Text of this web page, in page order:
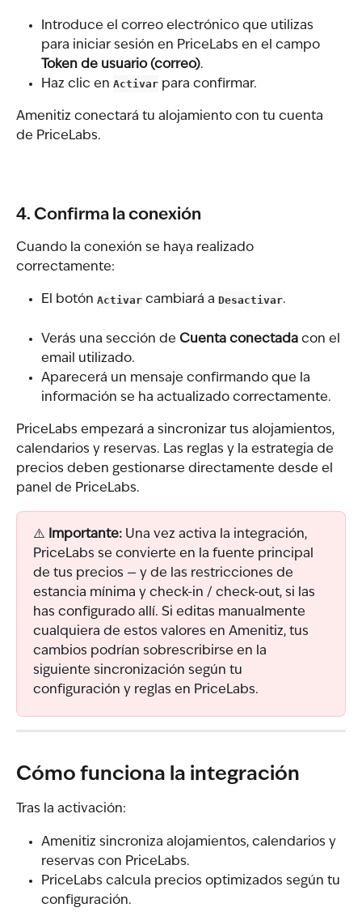
Introduce el correo electrónico que utilizas
para iniciar sesión en PriceLabs en el campo
Token de usuario (correo).
Haz clic en Activar para confirmar.
Amenitiz conectará tu alojamiento con tu cuenta
de PriceLabs.
4. Confirma la conexión
Cuando la conexión se haya realizado
correctamente:
El botón Activar cambiará a Desactivar.
Verás una sección de Cuenta conectada con el
email utilizado.
Aparecerá un mensaje confirmando que la
información se ha actualizado correctamente.
PriceLabs empezará a sincronizar tus alojamientos,
calendarios y reservas. Las reglas y la estrategia de
precios deben gestionarse directamente desde el
panel de PriceLabs.
⚠️ Importante: Una vez activa la integración,
PriceLabs se convierte en la fuente principal
de tus precios — y de las restricciones de
estancia mínima y check-in / check-out, si las
has configurado allí. Si editas manualmente
cualquiera de estos valores en Amenitiz, tus
cambios podrían sobrescribirse en la
siguiente sincronización según tu
configuración y reglas en PriceLabs.
Cómo funciona la integración
Tras la activación:
Amenitiz sincroniza alojamientos, calendarios y
reservas con PriceLabs.
PriceLabs calcula precios optimizados según tu
configuración.